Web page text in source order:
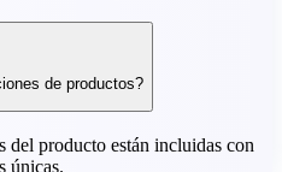
de productos?
del producto están incluidas con
únicas.